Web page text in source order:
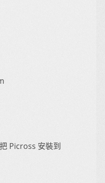
Picross 安裝到